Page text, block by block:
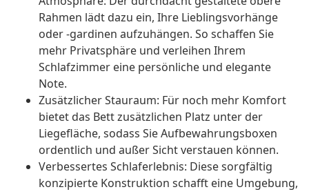
Rahmen lädt dazu ein, Ihre Lieblingsvorhänge
oder -gardinen aufzuhängen. So schaffen Sie
mehr Privatsphäre und verleihen Ihrem
Schlafzimmer eine persönliche und elegante
Note.
Zusätzlicher Stauraum: Für noch mehr Komfort
bietet das Bett zusätzlichen Platz unter der
Liegefläche, sodass Sie Aufbewahrungsboxen
ordentlich und außer Sicht verstauen können.
Verbessertes Schlaferlebnis: Diese sorgfältig
konzipierte Konstruktion schafft eine Umgebung,